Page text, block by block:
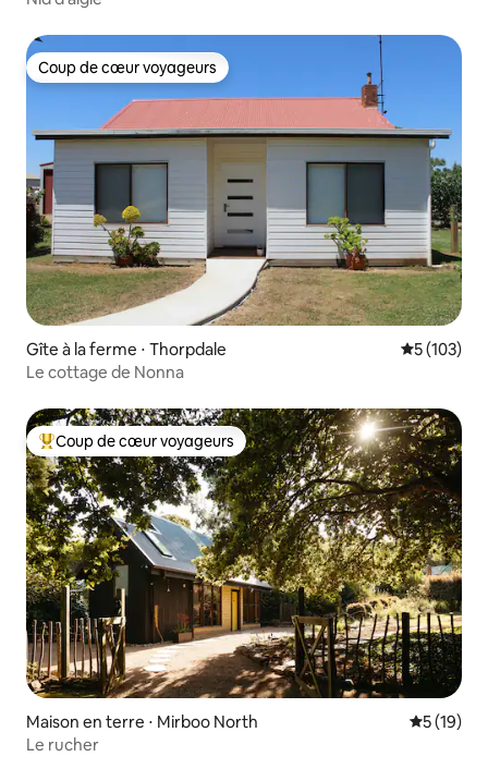
Coup de cœur voyageurs
Coup de cœur voyageurs
Gîte à la ferme ⋅ Thorpdale Évaluation
5 (103)
Le cottage de Nonna
Coups de cœur voyageurs les plus appréciés
Coup de cœur voyageurs
Maison en terre ⋅ Mirboo North
5 (19)
Le rucher